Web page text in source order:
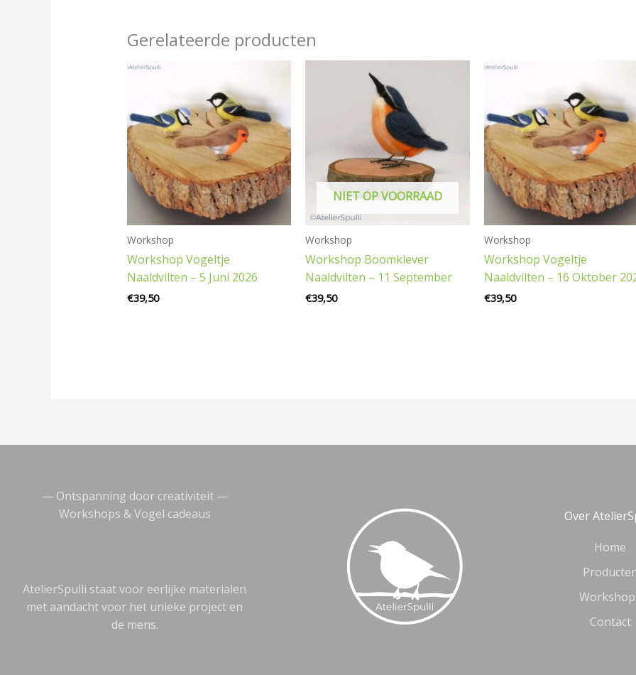
Gerelateerde producten
Workshop
Workshop Vogeltje
Naaldvilten – 5 Juni 2026
€39,50
NIET OP VOORRAAD
Workshop
Workshop Boomklever
Naaldvilten – 11 September
€39,50
Workshop
Workshop Vogeltje
Naaldvilten – 16 Oktober
€39,50
— Ontspanning door creativiteit —
Workshops & Vogel cadeaus
AtelierSpulli staat voor eerlijke materialen
met aandacht voor het unieke project en
de mens.
Over
Home
Contact